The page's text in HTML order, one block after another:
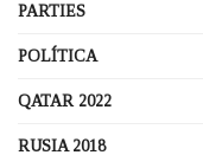
PARTIES
POLÍTICA
QATAR 2022
RUSIA 2018